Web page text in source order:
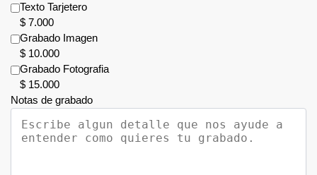
Texto Tarjetero
$ 7.000
Grabado Imagen
$ 10.000
Grabado Fotografia
$ 15.000
Notas de grabado